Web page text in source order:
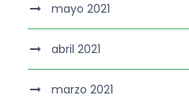
mayo 2021
abril 2021
marzo 2021